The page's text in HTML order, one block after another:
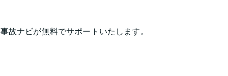
ナビが無料でサポートいたします。